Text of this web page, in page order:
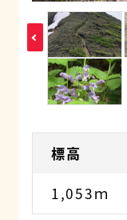
標高
1,053ｍ